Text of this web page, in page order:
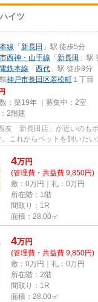
イツ
線 「 新長田 」駅 徒歩5分
西神・山手線 「 新長田 」駅
鉄本線 「 西代 」駅 徒歩8分
神戸市長田区若松町 １丁目
：築19年 ｜募集中： 2室
2階建
友 新長田店」が近いのも
これからペットを飼いた
4万円
(管理費・共益費 9,850円)
敷：0万円｜礼：0万円
所在階：1階
間取り：1R
面積：28.00㎡
4万円
(管理費・共益費 9,850円)
敷：0万円｜礼：0万円
所在階：2階
間取り：1R
面積：28.00㎡